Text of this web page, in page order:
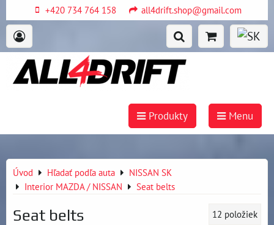
+420 734 764 158 all4drift.shop@gmail.com
Produkty Menu
Úvod Hľadať podľa auta
NISSAN SK
Interior MAZDA / NISSAN
Seat belts
Seat belts 12 položiek